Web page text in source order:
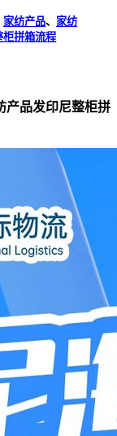
家纺产品、 家纺
柜拼箱流程
产品发印尼整柜拼